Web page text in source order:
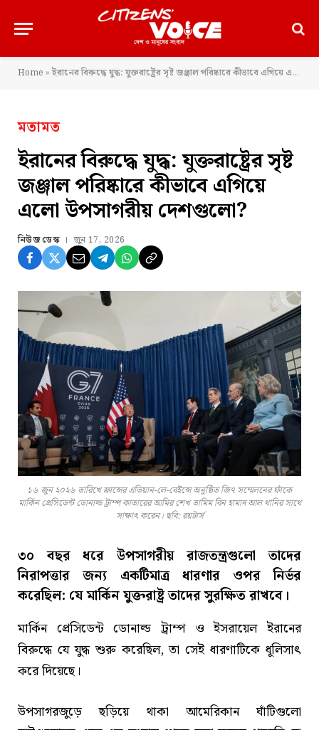
Home » ইরানের বিরুদ্ধে যুদ্ধ: যুক্তরাষ্ট্রের সৃষ্ট জঞ্জাল পরিষ্কারে কীভাবে এগিয়ে এলো উপসাগরীয় দেশগুলো?
মতামত
ইরানের বিরুদ্ধে যুদ্ধ: যুক্তরাষ্ট্রের সৃষ্ট
জঞ্জাল পরিষ্কারে কীভাবে এগিয়ে
এলো উপসাগরীয় দেশগুলো?
নিউজ ডেস্ক জুন 17, 2026
১৬ জুন ২০২৬ তারিখে ফ্রান্সের এভিয়ান-লে-বেইন্সে অনুষ্ঠিত জি৭ সম্মেলনের ফাঁকে
মার্কিন প্রেসিডেন্ট ডোনাল্ড ট্রাম্প কাতারের আমির শেখ তামিম বিন হামাদ আল থানির সাথে
সাক্ষাৎ করেন। ছবি: রয়টার্স
৩০ বছর ধরে উপসাগরীয় রাজতন্ত্রগুলো তাদের
নিরাপত্তার জন্য একটিমাত্র ধারণার ওপর নির্ভর
করেছিল: যে মার্কিন যুক্তরাষ্ট্র তাদের সুরক্ষিত রাখবে।
মার্কিন প্রেসিডেন্ট ডোনাল্ড ট্রাম্প ও ইসরায়েল ইরানের
বিরুদ্ধে যে যুদ্ধ শুরু করেছিল, তা সেই ধারণাটিকে ধূলিসাৎ
করে দিয়েছে।
উপসাগরজুড়ে ছড়িয়ে থাকা আমেরিকান ঘাঁটিগুলো